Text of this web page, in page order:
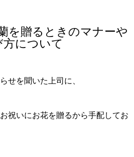
を贈るときのマナーや
方について
せを聞いた上司に、
祝いにお花を贈るから手配してお